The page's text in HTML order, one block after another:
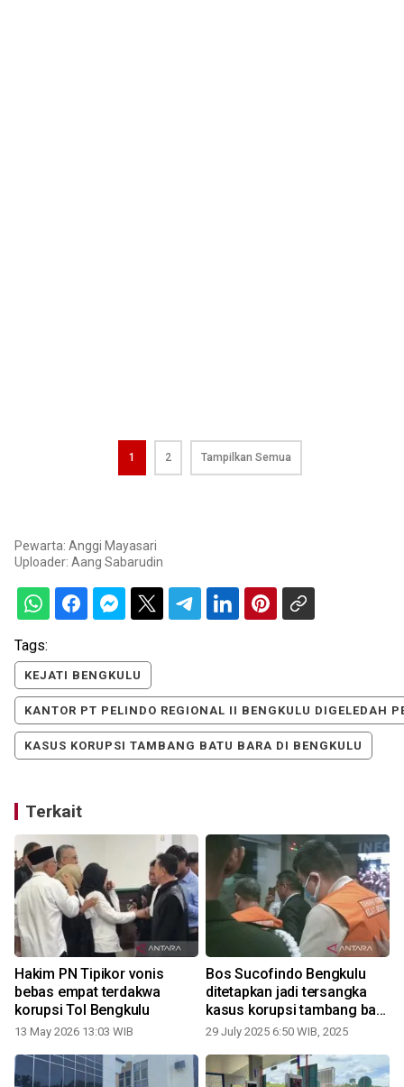
1 2 Tampilkan Semua
Pewarta: Anggi Mayasari
Uploader: Aang Sabarudin
Tags:
KEJATI BENGKULU
KANTOR PT PELINDO REGIONAL II BENGKULU DIGELEDAH
KASUS KORUPSI TAMBANG BATU BARA DI BENGKULU
Terkait
Hakim PN Tipikor vonis
bebas empat terdakwa
korupsi Tol Bengkulu
13 May 2026 13:03 WIB
Bos Sucofindo Bengkulu
ditetapkan jadi tersangka
kasus korupsi tambang batu
bara
29 July 2025 6:50 WIB, 2025